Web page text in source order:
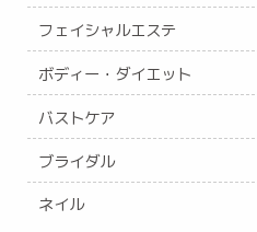
フェイシャルエステ
ボディー・ダイエット
バストケア
ブライダル
ネイル